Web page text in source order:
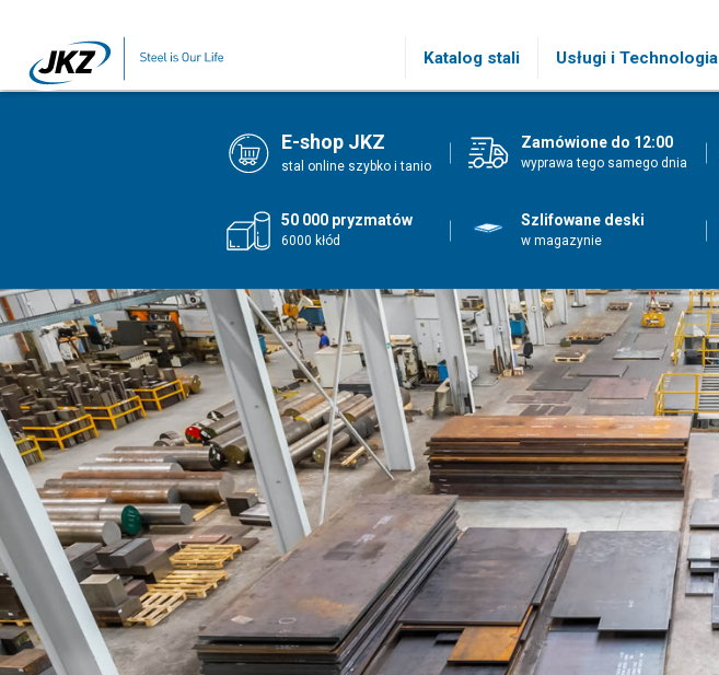
Katalog stali (current)
Usługi i Technologia
E-shop JKZ
stal online szybko i tanio
Zamówione do 12:00
wyprawa tego samego dnia
50 000 pryzmatów
6000 kłód
Szlifowane deski
w magazynie